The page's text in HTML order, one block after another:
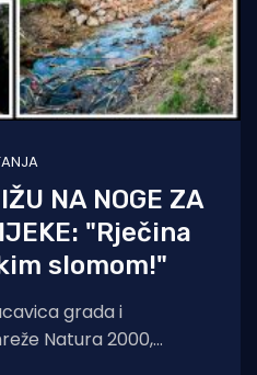
NA NOGE ZA
"Rječina
slomom!"
grada i
Natura 2000,